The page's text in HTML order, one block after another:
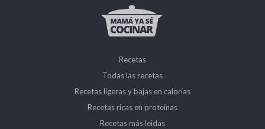
Recetas
Todas las recetas
Recetas ligeras y bajas en calorías
Recetas ricas en proteínas
Recetas más leidas